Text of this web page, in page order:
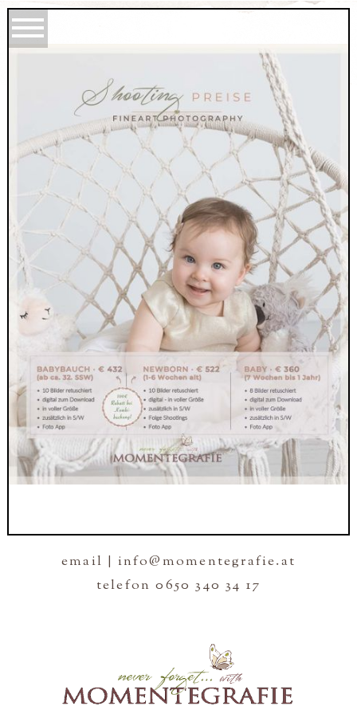
email | info@momentegrafie.at
telefon 0650 340 34 17